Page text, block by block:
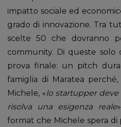
impatto sociale ed
grado di innovazione. Tra
scelte 50 che dovranno
community. Di queste solo
prova finale: un pitch
famiglia di Maratea
Michele, «lo startupper deve
risolva una esigenza reale
format che Michele spera